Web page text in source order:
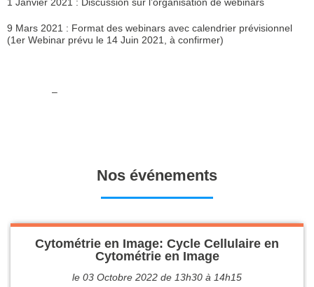
1 Janvier 2021 : Discussion sur l’organisation de webinars
9 Mars 2021 : Format des webinars avec calendrier prévisionnel
(1er Webinar prévu le 14 Juin 2021, à confirmer)
–
Nos événements
Cytométrie en Image: Cycle Cellulaire en
Cytométrie en Image
le 03 Octobre 2022 de 13h30 à 14h15